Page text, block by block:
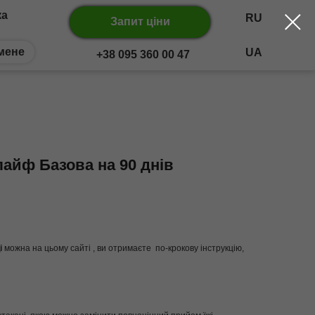
Запит ціни RU
UA
+38 095 360 00 47
Базова на 90 днів
можна на цьому сайті , ви отримаєте по-крокову інструкцію,